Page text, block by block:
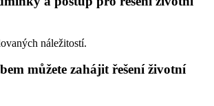
náležitostí.
můžete zahájit řešení životní